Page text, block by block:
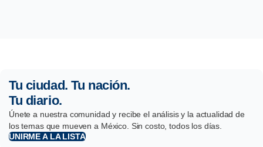
Tu ciudad. Tu nación.
Tu diario.
Únete a nuestra comunidad y recibe el análisis y la actualidad de
los temas que mueven a México. Sin costo, todos los días.
UNIRME A LA LISTA